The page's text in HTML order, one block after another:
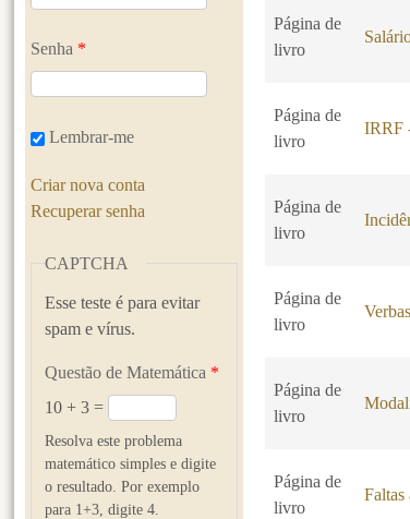
Página de
livro
Página de
livro
IRRF
Página de
livro
Página de
livro
Página de
livro
Página de
livro
Faltas
Senha *
Lembrar-me
Criar nova conta
Recuperar senha
CAPTCHA
Esse teste é para evitar
spam e vírus.
Questão de Matemática *
10 + 3 =
Resolva este problema
matemático simples e digite
o resultado. Por exemplo
para 1+3, digite 4.